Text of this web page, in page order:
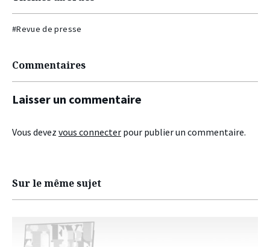
#Revue de presse
Commentaires
Laisser un commentaire
Vous devez vous connecter pour publier un commentaire.
Sur le même sujet